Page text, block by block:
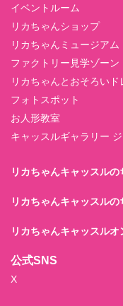
イベントルーム
リカちゃんショップ
リカちゃんミュージア
ファクトリー見学ゾーン
リカちゃんとおそろいド
フォトスポット
お人形教室
キャッスルギャラリー
リカちゃんキャッスル
リカちゃんキャッスル
リカちゃんキャッスル
公式SNS
X